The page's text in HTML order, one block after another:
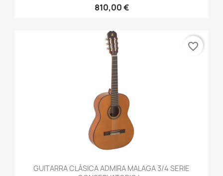
810,00 €
GUITARRA CLÁSICA ADMIRA MALAGA 3/4 SERIE
favorite_border